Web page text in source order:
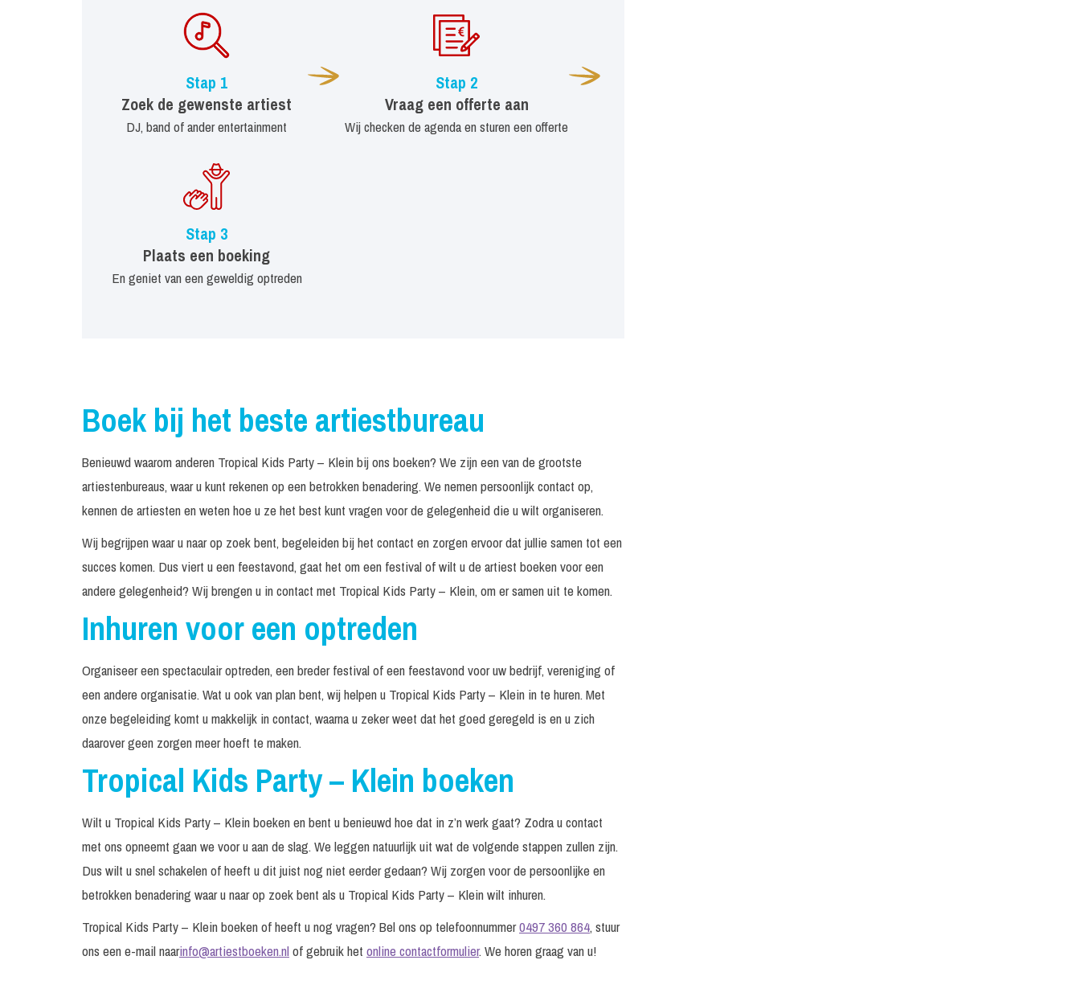
Stap 1
Zoek de gewenste artiest
DJ, band of ander entertainment
Stap 2
Vraag een offerte aan
Wij checken de agenda en sturen een offerte
Stap 3
Plaats een boeking
En geniet van een geweldig optreden
Boek bij het beste artiestbureau
Benieuwd waarom anderen Tropical Kids Party – Klein bij ons boeken? We zijn een van de grootste
artiestenbureaus, waar u kunt rekenen op een betrokken benadering. We nemen persoonlijk contact op,
kennen de artiesten en weten hoe u ze het best kunt vragen voor de gelegenheid die u wilt organiseren.
Wij begrijpen waar u naar op zoek bent, begeleiden bij het contact en zorgen ervoor dat jullie samen tot een
succes komen. Dus viert u een feestavond, gaat het om een festival of wilt u de artiest boeken voor een
andere gelegenheid? Wij brengen u in contact met Tropical Kids Party – Klein, om er samen uit te komen.
Inhuren voor een optreden
Organiseer een spectaculair optreden, een breder festival of een feestavond voor uw bedrijf, vereniging of
een andere organisatie. Wat u ook van plan bent, wij helpen u Tropical Kids Party – Klein in te huren. Met
onze begeleiding komt u makkelijk in contact, waarna u zeker weet dat het goed geregeld is en u zich
daarover geen zorgen meer hoeft te maken.
Tropical Kids Party – Klein boeken
Wilt u Tropical Kids Party – Klein boeken en bent u benieuwd hoe dat in z’n werk gaat? Zodra u contact
met ons opneemt gaan we voor u aan de slag. We leggen natuurlijk uit wat de volgende stappen zullen zijn.
Dus wilt u snel schakelen of heeft u dit juist nog niet eerder gedaan? Wij zorgen voor de persoonlijke en
betrokken benadering waar u naar op zoek bent als u Tropical Kids Party – Klein wilt inhuren.
Tropical Kids Party – Klein boeken of heeft u nog vragen? Bel ons op telefoonnummer0497 360 864, stuur
ons een e-mail naarinfo@artiestboeken.nlof gebruik het online contactformulier. We horen graag van u!